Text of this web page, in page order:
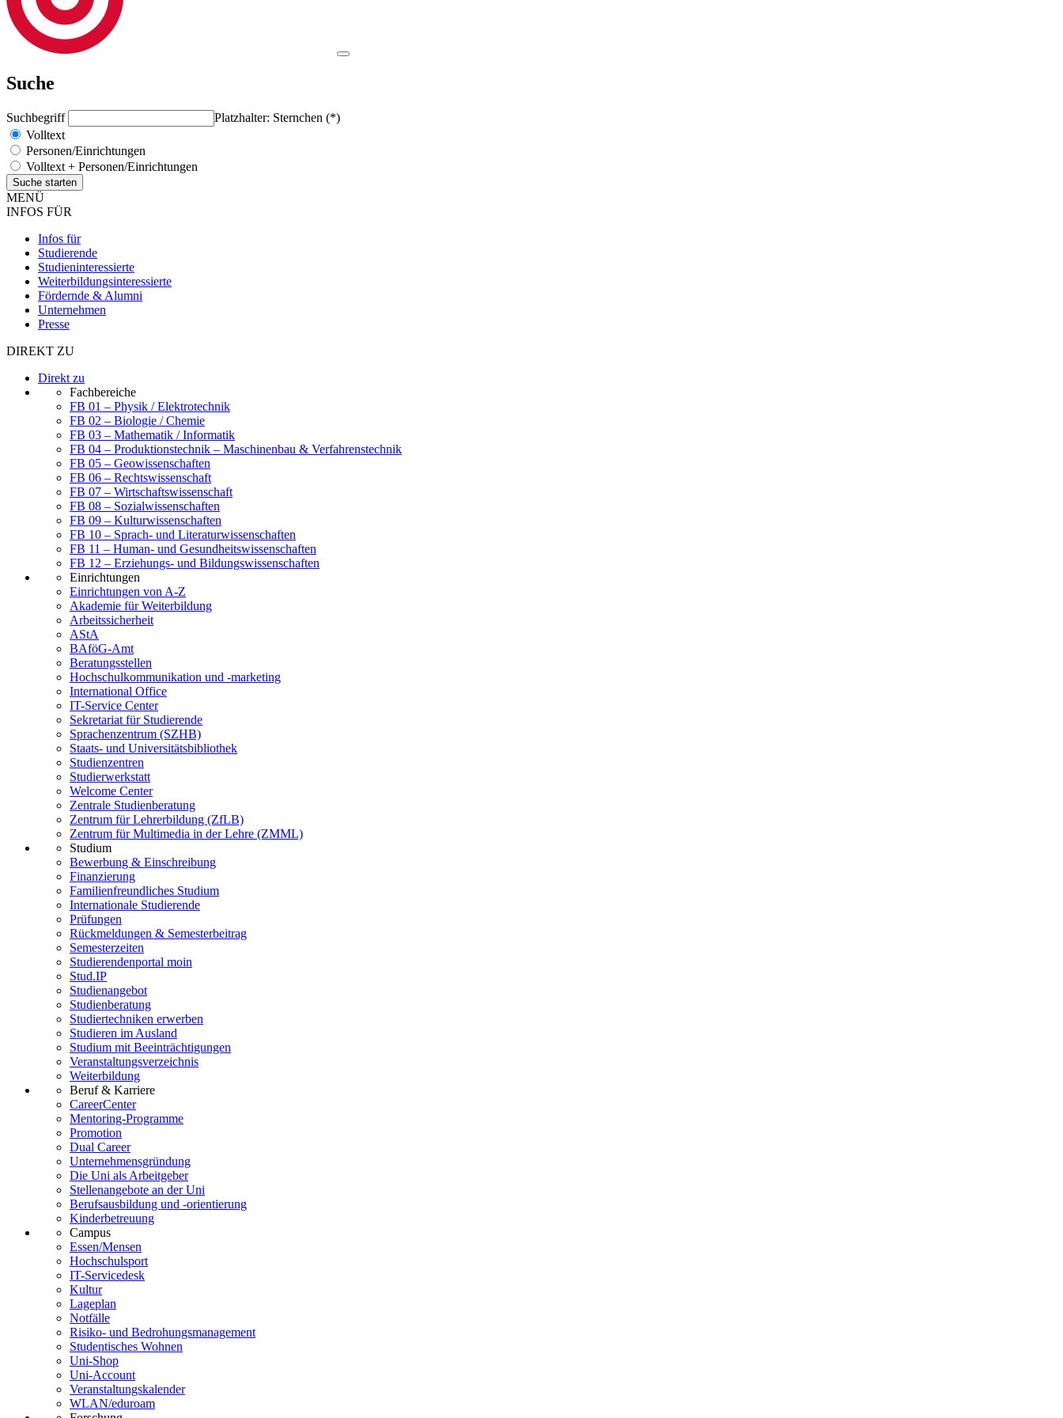
Suche
Suchbegriff
Platzhalter: Sternchen (*)
Volltext
Personen/Einrichtungen
Volltext + Personen/Einrichtungen
MENÜ
INFOS FÜR
Infos für
Studierende
Studieninteressierte
Weiterbildungsinteressierte
Fördernde & Alumni
Unternehmen
Presse
DIREKT ZU
Direkt zu
Fachbereiche
FB 01 – Physik / Elektrotechnik
FB 02 – Biologie / Chemie
FB 03 – Mathematik / Informatik
FB 04 – Produktionstechnik – Maschinenbau & Verfahrenstechnik
FB 05 – Geowissenschaften
FB 06 – Rechtswissenschaft
FB 07 – Wirtschaftswissenschaft
FB 08 – Sozialwissenschaften
FB 09 – Kulturwissenschaften
FB 10 – Sprach- und Literaturwissenschaften
FB 11 – Human- und Gesundheitswissenschaften
FB 12 – Erziehungs- und Bildungswissenschaften
Einrichtungen
Einrichtungen von A-Z
Akademie für Weiterbildung
Arbeitssicherheit
AStA
BAföG-Amt
Beratungsstellen
Hochschulkommunikation und -marketing
International Office
IT-Service Center
Sekretariat für Studierende
Sprachenzentrum (SZHB)
Staats- und Universitätsbibliothek
Studienzentren
Studierwerkstatt
Welcome Center
Zentrale Studienberatung
Zentrum für Lehrerbildung (ZfLB)
Zentrum für Multimedia in der Lehre (ZMML)
Studium
Bewerbung & Einschreibung
Finanzierung
Familienfreundliches Studium
Internationale Studierende
Prüfungen
Rückmeldungen & Semesterbeitrag
Semesterzeiten
Studierendenportal moin
Stud.IP
Studienangebot
Studienberatung
Studiertechniken erwerben
Studieren im Ausland
Studium mit Beeinträchtigungen
Veranstaltungsverzeichnis
Weiterbildung
Beruf & Karriere
CareerCenter
Mentoring-Programme
Promotion
Dual Career
Unternehmensgründung
Die Uni als Arbeitgeber
Stellenangebote an der Uni
Berufsausbildung und -orientierung
Kinderbetreuung
Campus
Essen/Mensen
Hochschulsport
IT-Servicedesk
Kultur
Lageplan
Notfälle
Risiko- und Bedrohungsmanagement
Studentisches Wohnen
Uni-Shop
Uni-Account
Veranstaltungskalender
WLAN/eduroam